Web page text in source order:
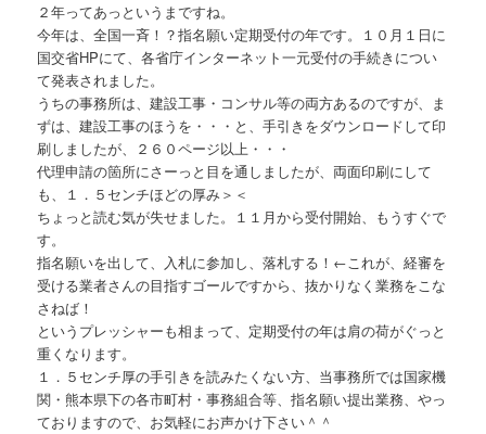
２年ってあっというまですね。
今年は、全国一斉！？指名願い定期受付の年です。１０月１日に
国交省HPにて、各省庁インターネット一元受付の手続きについ
て発表されました。
うちの事務所は、建設工事・コンサル等の両方あるのですが、ま
ずは、建設工事のほうを・・・と、手引きをダウンロードして印
刷しましたが、２６０ページ以上・・・
代理申請の箇所にさーっと目を通しましたが、両面印刷にして
も、１．５センチほどの厚み＞＜
ちょっと読む気が失せました。１１月から受付開始、もうすぐで
す。
指名願いを出して、入札に参加し、落札する！←これが、経審を
受ける業者さんの目指すゴールですから、抜かりなく業務をこな
さねば！
というプレッシャーも相まって、定期受付の年は肩の荷がぐっと
重くなります。
１．５センチ厚の手引きを読みたくない方、当事務所では国家機
関・熊本県下の各市町村・事務組合等、指名願い提出業務、やっ
ておりますので、お気軽にお声かけ下さい＾＾